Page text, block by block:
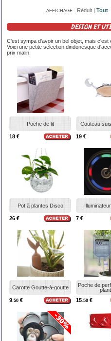
AFFICHAGE : Réduit | Tout
DESIGN ET
C'est sympa d'avoir un bel objet, mais c'est
Voici une petite sélection dindonesque
prix malin.
Poche de lit
18 €
Couteau
19 €
Pot à plantes Disco
26 € 7 €
Carotte Goutte-à-goutte
9.50 €
Poche de
15.50 €